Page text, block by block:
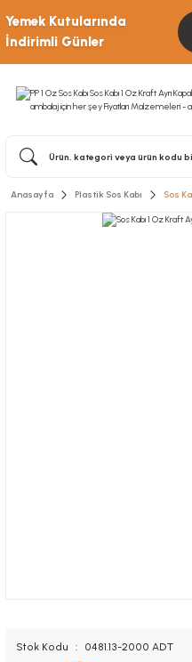
Yemek Kutularında
İndirimli Günler
Anasayfa Plastik Sos Kabı Sos
Stok Kodu
0481.13-2000 ADT